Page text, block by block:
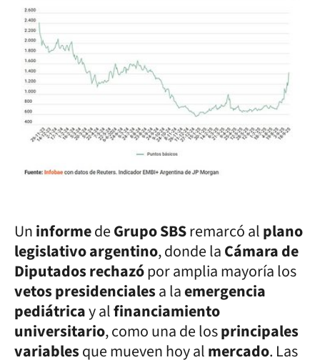
UninformedeGrupo SBSremarcó alplano
legislativo argentino, donde laCámara de
Diputados rechazópor amplia mayoría los
vetos presidencialesa laemergencia
pediátricay alfinanciamiento
universitario, como una de losprincipales
variablesque mueven hoy almercado. Las